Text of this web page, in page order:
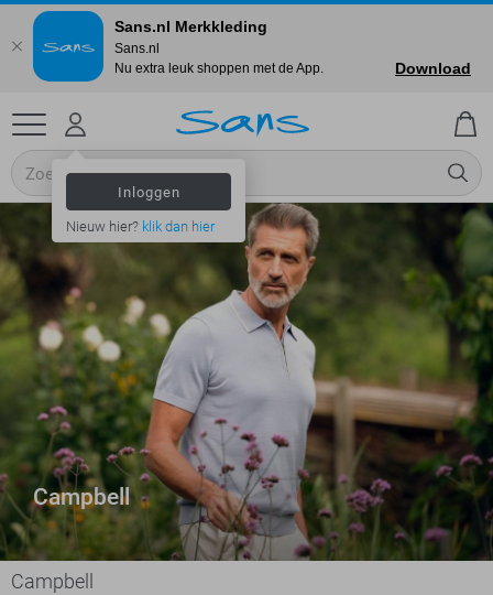
Inloggen
Nieuw hier? klik dan hier
Campbell
Campbell
Sans.nl Merkkleding
Sans.nl
Nu extra leuk shoppen met de App.
Download